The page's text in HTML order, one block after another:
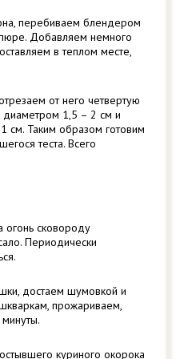
перебиваем блендером
Добавляем немного
в теплом месте,
от него четвертую
диаметром 1,5 – 2 см и
см. Таким образом готовим
теста. Всего
огонь сковороду
Периодически
достаем шумовкой и
прожариваем,
куриного окорока